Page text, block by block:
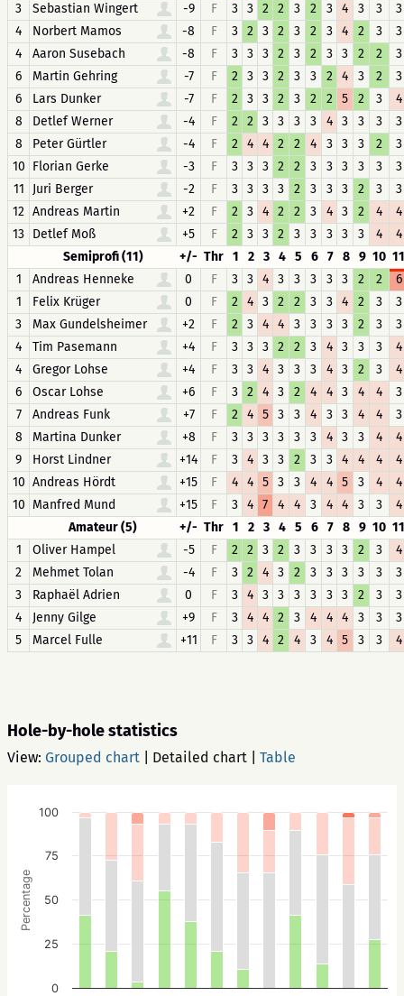
3
Sebastian Wingert -9 F 3 3 2 2 3 2 3 4 3 3
3
4
Norbert Mamos -8 F 3 2 3 2 3 2 3 4 2 3
3
4
Aaron Susebach -8 F 3 3 3 2 3 2 3 3 2 2
3
6
Martin Gehring -7 F 2 3 3 2 3 3 2 4 3 2
3
6
Lars Dunker -7 F 2 3 3 2 3 2 2 5 2 3
4
8
Detlef Werner -4 F 2 2 3 3 3 3 4 3 3 3
3
8
Peter Gürtler -4 F 2 4 4 2 2 4 3 3 3 2
3
10 Florian Gerke -3 F 3 3 3 2 2 3 3 3 3 3
3
11
Juri Berger -2 F 3 3 3 3 2 3 3 3 2 3
3
12 Andreas Martin +2 F 2 3 4 2 2 3 4 3 2 4
4
13 Detlef Moß +5 F 2 3 3 2 3 3 3 3 3 4
4
Semiprofi (11)
+/- Thr 1 2 3 4 5 6 7 8 9 10 11
1
Andreas Henneke 0 F 3 3 4 3 3 3 3 3 2 2
6
1
Felix Krüger 0 F 2 4 3 2 2 3 3 4 2 3
3
3
Max Gundelsheimer +2 F 2 3 4 4 3 3 3 3 2 3
3
4
Tim Pasemann +4 F 3 3 3 2 2 3 4 3 3 3
4
4
Gregor Lohse +4 F 3 3 4 3 3 3 4 3 2 3
4
6
Oscar Lohse +6 F 3 2 4 3 2 4 4 3 4 4
3
7
Andreas Funk +7 F 2 4 5 3 3 4 3 3 4 4
3
8
Martina Dunker +8 F 3 3 3 3 3 3 4 3 3 4
4
9
Horst Lindner +14 F 3 4 3 3 2 3 3 4 4 4
4
10 Andreas Hördt +15 F 4 4 5 3 3 4 4 5 3 4
4
10 Manfred Mund +15 F 3 4 7 4 4 3 4 4 3 3
4
Amateur (5)
+/- Thr 1 2 3 4 5 6 7 8 9 10 11
1
Oliver Hampel -5 F 2 2 3 2 3 3 3 3 2 3
4
2
Mehmet Tolan -4 F 3 2 4 3 2 3 3 3 3 3
3
3
Raphaël Adrien 0 F 3 4 3 3 3 3 3 3 2 3
3
4
Jenny Gilge +9 F 3 4 4 2 3 4 4 4 3 3
3
5
Marcel Fulle +11 F 3 3 4 2 4 3 4 5 3 3 4
Hole-by-hole statistics
View: Grouped chart Detailed chart Table
Percentage
0
25
50
75
100